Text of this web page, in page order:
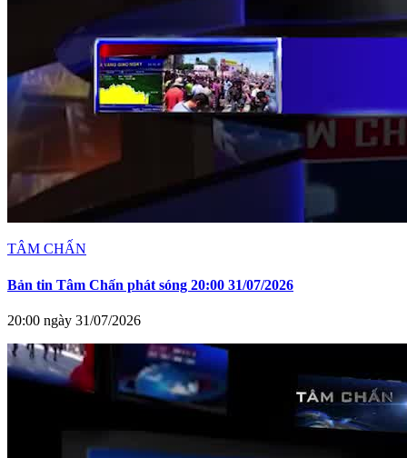
TÂM CHẤN
Bản tin Tâm Chấn phát sóng 20:00 31/07/2026
20:00 ngày 31/07/2026